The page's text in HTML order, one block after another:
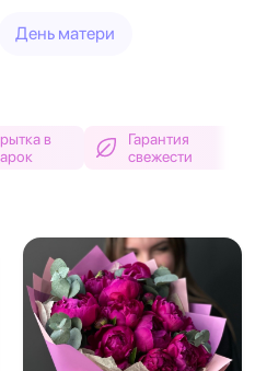
День матери
в
Гарантия
свежести